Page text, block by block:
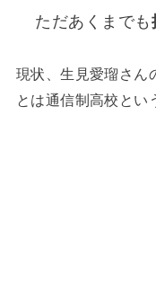
ただあくまでも
現状、生見愛瑠さん
とは通信制高校とい